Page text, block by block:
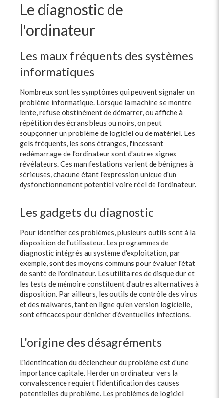
Le diagnostic de
l'ordinateur
Les maux fréquents des systèmes
informatiques
Nombreux sont les symptômes qui peuvent signaler un
problème informatique. Lorsque la machine se montre
lente, refuse obstinément de démarrer, ou affiche à
répétition des écrans bleus ou noirs, on peut
soupçonner un problème de logiciel ou de matériel. Les
gels fréquents, les sons étranges, l'incessant
redémarrage de l'ordinateur sont d'autres signes
révélateurs. Ces manifestations varient de bénignes à
sérieuses, chacune étant l'expression unique d'un
dysfonctionnement potentiel voire réel de l'ordinateur.
Les gadgets du diagnostic
Pour identifier ces problèmes, plusieurs outils sont à la
disposition de l'utilisateur. Les programmes de
diagnostic intégrés au système d'exploitation, par
exemple, sont des moyens communs pour évaluer l'état
de santé de l'ordinateur. Les utilitaires de disque dur et
les tests de mémoire constituent d'autres alternatives à
disposition. Par ailleurs, les outils de contrôle des virus
et des malwares, tant en ligne qu'en version logicielle,
sont efficaces pour dénicher d'éventuelles infections.
L'origine des désagréments
L'identification du déclencheur du problème est d'une
importance capitale. Herder un ordinateur vers la
convalescence requiert l'identification des causes
potentielles du problème. Les problèmes de logiciel